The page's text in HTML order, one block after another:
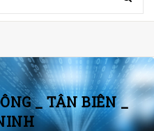
_ TÂN BIÊN _